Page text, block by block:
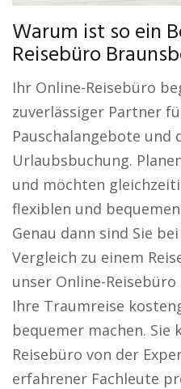
Warum ist so ein
Reisebüro
Ihr Online-Reisebüro
zuverlässiger Partner
Pauschalangebote und
Urlaubsbuchung.
und möchten
flexiblen und
Genau dann sind Sie
Vergleich zu einem
unser Online-
Ihre Traumreise
bequemer machen. Sie
Reisebüro von der
erfahrener Fachleute